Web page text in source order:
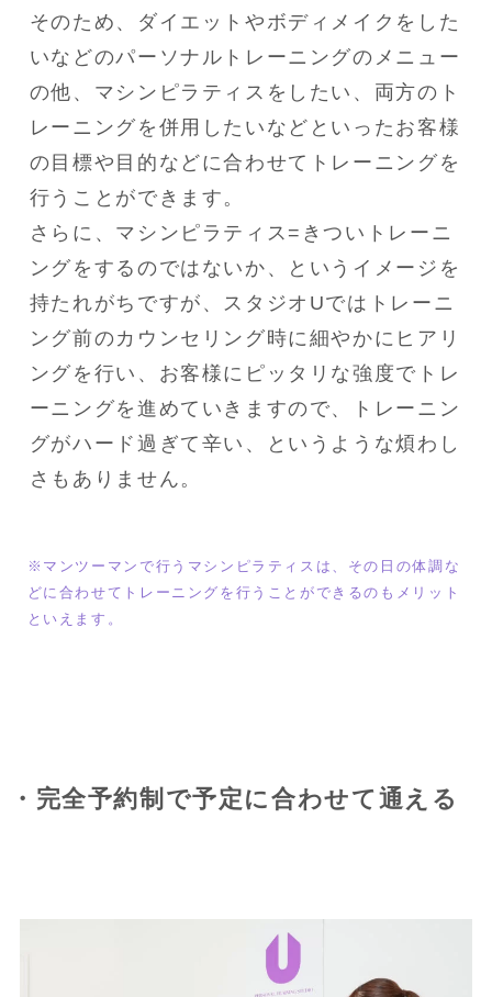
そのため、ダイエットやボディメイクをした
いなどのパーソナルトレーニングのメニュー
の他、マシンピラティスをしたい、両方のト
レーニングを併用したいなどといったお客様
の目標や目的などに合わせてトレーニングを
行うことができます。
さらに、マシンピラティス=きついトレーニ
ングをするのではないか、というイメージを
持たれがちですが、スタジオUではトレーニ
ング前のカウンセリング時に細やかにヒアリ
ングを行い、お客様にピッタリな強度でトレ
ーニングを進めていきますので、トレーニン
グがハード過ぎて辛い、というような煩わし
さもありません。
※マンツーマンで行うマシンピラティスは、その日の体調な
どに合わせてトレーニングを行うことができるのもメリット
といえます。
・完全予約制で予定に合わせて通える